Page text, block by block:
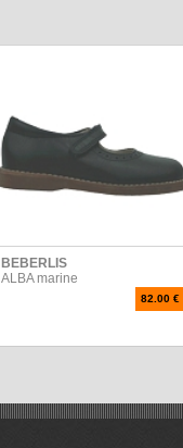
BEBERLIS
ALBA marine
82.00 €